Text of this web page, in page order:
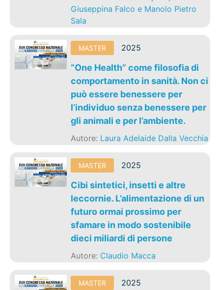
Giuseppina Falco e Manolo Pietro
Sala
MASTER 2025
“One Health” come filosofia di
comportamento in sanità. Non ci
può essere benessere per
l’individuo senza benessere per
gli animali e per l’ambiente.
Autore: Laura Adelaide Dalla Vecchia
MASTER 2025
Cibi sintetici, insetti e altre
leccornie. L’alimentazione di un
futuro ormai prossimo per
sfamare in modo sostenibile
dieci miliardi di persone
Autore: Claudio Macca
MASTER 2025